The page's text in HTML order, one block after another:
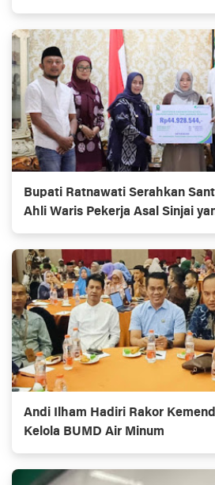
Bupati Ratnawati Serahkan
Ahli Waris Pekerja Asal Sinjai
Morowali
Andi Ilham Hadiri Rakor
Kelola BUMD Air Minum